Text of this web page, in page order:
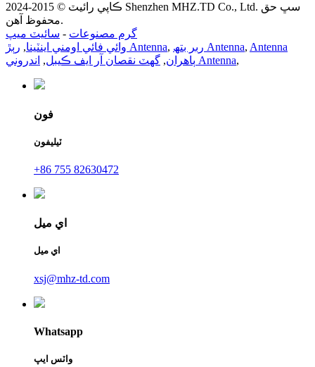
ڪاپي رائيٽ © 2015-2024 Shenzhen MHZ.TD Co., Ltd. سڀ حق
محفوظ آهن.
گرم مصنوعات - سائيٽ ميپ
وائي فائي اومني اينٽينا, رٻڙ Antenna, ربر بتھ Antenna, Antenna
ٻاهران, گھٽ نقصان آر ايف ڪيبل, اندروني Antenna,
فون
ٽيليفون
+86 755 82630472
اي ميل
اي ميل
xsj@mhz-td.com
Whatsapp
واٽس ايپ